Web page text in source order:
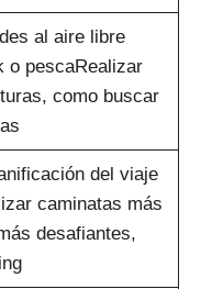
al aire libre
o pescaRealizar
como buscar
del viaje
caminatas más
desafiantes,